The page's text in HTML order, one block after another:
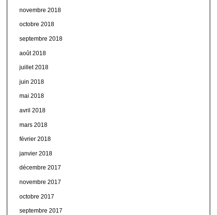
novembre 2018
octobre 2018
septembre 2018
août 2018
juillet 2018
juin 2018
mai 2018
avril 2018
mars 2018
février 2018
janvier 2018
décembre 2017
novembre 2017
octobre 2017
septembre 2017